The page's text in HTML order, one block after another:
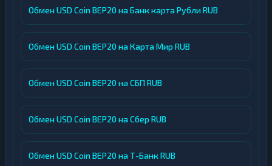
Обмен USD Coin BEP20 на Банк карта Рубли RUB
Обмен USD Coin BEP20 на Карта Мир RUB
Обмен USD Coin BEP20 на СБП RUB
Обмен USD Coin BEP20 на Сбер RUB
Обмен USD Coin BEP20 на Т-Банк RUB